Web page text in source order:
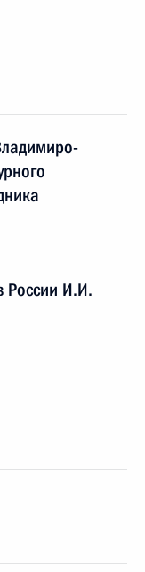
России И.И.